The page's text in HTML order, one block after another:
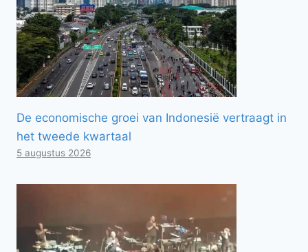
De economische groei van Indonesië vertraagt ​​in
het tweede kwartaal
5 augustus 2026